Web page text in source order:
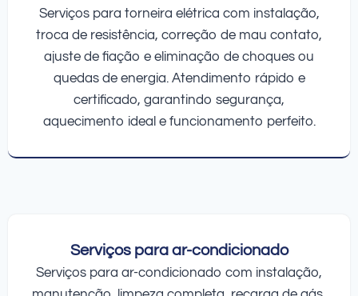
Serviços para torneira elétrica com instalação,
troca de resistência, correção de mau contato,
ajuste de fiação e eliminação de choques ou
quedas de energia. Atendimento rápido e
certificado, garantindo segurança,
aquecimento ideal e funcionamento perfeito.
Serviços para ar-condicionado
Serviços para ar-condicionado com instalação,